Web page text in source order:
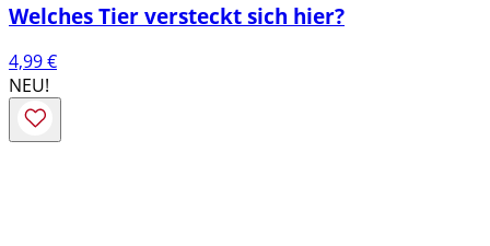
Welches Tier versteckt sich hier?
4,99€
NEU!